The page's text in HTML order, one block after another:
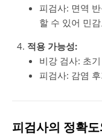
피검사: 면역
할 수 있어 민
적용 가능성:
비강 검사: 초
피검사: 감염
피검사의 정확